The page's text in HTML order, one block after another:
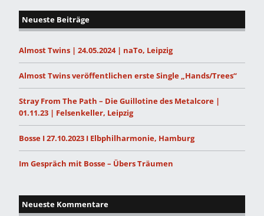
Neueste Beiträge
Almost Twins | 24.05.2024 | naTo, Leipzig
Almost Twins veröffentlichen erste Single „Hands/Trees“
Stray From The Path – Die Guillotine des Metalcore |
01.11.23 | Felsenkeller, Leipzig
Bosse I 27.10.2023 I Elbphilharmonie, Hamburg
Im Gespräch mit Bosse – Übers Träumen
Neueste Kommentare